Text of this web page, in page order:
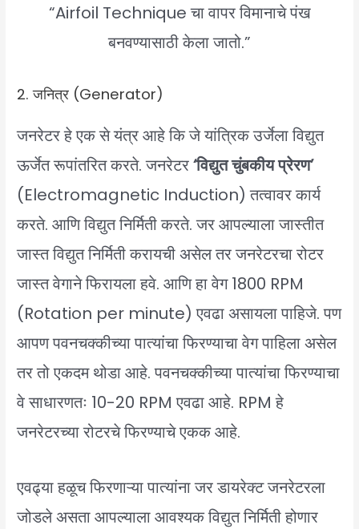
“Airfoil Technique चा वापर विमानाचे पंख
बनवण्यासाठी केला जातो.”
2. जनित्र (Generator)
जनरेटर हे एक से यंत्र आहे कि जे यांत्रिक उर्जेला विद्युत
ऊर्जेत रूपांतरित करते. जनरेटर‘विद्युत चुंबकीय प्रेरण’
(Electromagnetic Induction) तत्वावर कार्य
करते. आणि विद्युत निर्मिती करते. जर आपल्याला जास्तीत
जास्त विद्युत निर्मिती करायची असेल तर जनरेटरचा रोटर
जास्त वेगाने फिरायला हवे. आणि हा वेग 1800 RPM
(Rotation per minute) एवढा असायला पाहिजे. पण
आपण पवनचक्कीच्या पात्यांचा फिरण्याचा वेग पाहिला असेल
तर तो एकदम थोडा आहे. पवनचक्कीच्या पात्यांचा फिरण्याचा
वे साधारणतः 10-20 RPM एवढा आहे. RPM हे
जनरेटरच्या रोटरचे फिरण्याचे एकक आहे.
एवढ्या हळूच फिरणाऱ्या पात्यांना जर डायरेक्ट जनरेटरला
जोडले असता आपल्याला आवश्यक विद्युत निर्मिती होणार